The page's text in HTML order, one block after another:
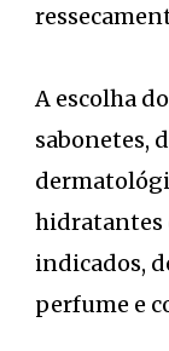
A escolha
sabonetes,
hidratantes
indicados,
perfume e